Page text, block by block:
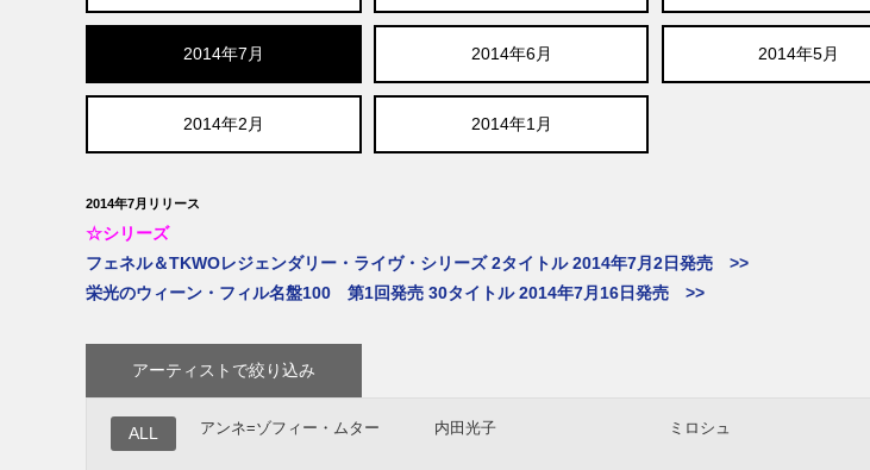
2014年7月 2014年6月 2014年5月
2014年2月 2014年1月
2014年7月リリース
☆シリーズ
フェネル＆TKWOレジェンダリー・ライヴ・シリーズ 2タイトル 2014年7月2日発売 >>
栄光のウィーン・フィル名盤100 第1回発売 30タイトル 2014年7月16日発売 >>
アーティストで絞り込み
ALL アンネ=ゾフィー・ムター 内田光子 ミロシュ